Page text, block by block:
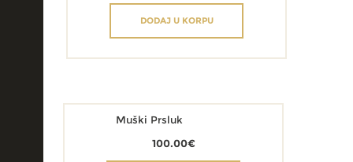
DODAJ U KORPU
Muški Prsluk
100.00€